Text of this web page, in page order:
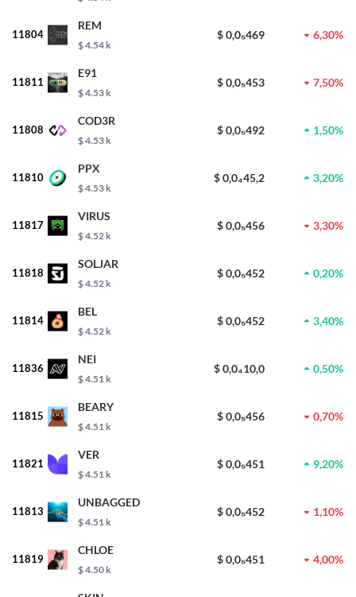
11804
REM
$ 4.54 k
$ 0,0₅469 6,30%
11811
E91
$ 4.53 k
$ 0,0₅453 7,50%
11808
COD3R
$ 4.53 k
$ 0,0₅492 1,50%
11810
PPX
$ 4.53 k
$ 0,0₄45,2 3,20%
11817
VIRUS
$ 4.52 k
$ 0,0₅456 3,30%
11818
SOLJAR
$ 4.52 k
$ 0,0₅452 0,20%
11814
BEL
$ 4.52 k
$ 0,0₅452 3,40%
11836
NEI
$ 4.51 k
$ 0,0₄10,0 0,50%
11815
BEARY
$ 4.51 k
$ 0,0₅456 0,70%
11821
VER
$ 4.51 k
$ 0,0₅451 9,20%
11813
UNBAGGED
$ 4.51 k
$ 0,0₅452 1,10%
11819
CHLOE
$ 4.50 k
$ 0,0₅451 4,00%